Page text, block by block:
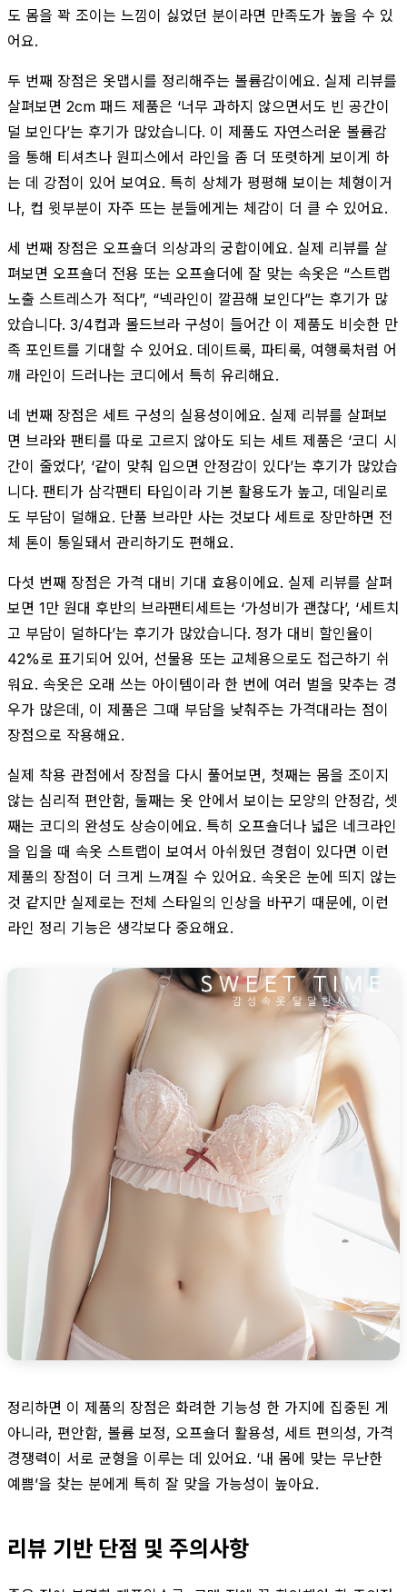
도 몸을 꽉 조이는 느낌이 싫었던 분이라면 만족도가 높을 수 있
어요.
두 번째 장점은 옷맵시를 정리해주는 볼륨감이에요. 실제 리뷰를
살펴보면 2cm 패드 제품은 ‘너무 과하지 않으면서도 빈 공간이
덜 보인다’는 후기가 많았습니다. 이 제품도 자연스러운 볼륨감
을 통해 티셔츠나 원피스에서 라인을 좀 더 또렷하게 보이게 하
는 데 강점이 있어 보여요. 특히 상체가 평평해 보이는 체형이거
나, 컵 윗부분이 자주 뜨는 분들에게는 체감이 더 클 수 있어요.
세 번째 장점은 오프숄더 의상과의 궁합이에요. 실제 리뷰를 살
펴보면 오프숄더 전용 또는 오프숄더에 잘 맞는 속옷은 “스트랩
노출 스트레스가 적다”, “넥라인이 깔끔해 보인다”는 후기가 많
았습니다. 3/4컵과 몰드브라 구성이 들어간 이 제품도 비슷한 만
족 포인트를 기대할 수 있어요. 데이트룩, 파티룩, 여행룩처럼 어
깨 라인이 드러나는 코디에서 특히 유리해요.
네 번째 장점은 세트 구성의 실용성이에요. 실제 리뷰를 살펴보
면 브라와 팬티를 따로 고르지 않아도 되는 세트 제품은 ‘코디 시
간이 줄었다’, ‘같이 맞춰 입으면 안정감이 있다’는 후기가 많았습
니다. 팬티가 삼각팬티 타입이라 기본 활용도가 높고, 데일리로
도 부담이 덜해요. 단품 브라만 사는 것보다 세트로 장만하면 전
체 톤이 통일돼서 관리하기도 편해요.
다섯 번째 장점은 가격 대비 기대 효용이에요. 실제 리뷰를 살펴
보면 1만 원대 후반의 브라팬티세트는 ‘가성비가 괜찮다’, ‘세트치
고 부담이 덜하다’는 후기가 많았습니다. 정가 대비 할인율이
42%로 표기되어 있어, 선물용 또는 교체용으로도 접근하기 쉬
워요. 속옷은 오래 쓰는 아이템이라 한 번에 여러 벌을 맞추는 경
우가 많은데, 이 제품은 그때 부담을 낮춰주는 가격대라는 점이
장점으로 작용해요.
실제 착용 관점에서 장점을 다시 풀어보면, 첫째는 몸을 조이지
않는 심리적 편안함, 둘째는 옷 안에서 보이는 모양의 안정감, 셋
째는 코디의 완성도 상승이에요. 특히 오프숄더나 넓은 네크라인
을 입을 때 속옷 스트랩이 보여서 아쉬웠던 경험이 있다면 이런
제품의 장점이 더 크게 느껴질 수 있어요. 속옷은 눈에 띄지 않는
것 같지만 실제로는 전체 스타일의 인상을 바꾸기 때문에, 이런
라인 정리 기능은 생각보다 중요해요.
정리하면 이 제품의 장점은 화려한 기능성 한 가지에 집중된 게
아니라, 편안함, 볼륨 보정, 오프숄더 활용성, 세트 편의성, 가격
경쟁력이 서로 균형을 이루는 데 있어요. ‘내 몸에 맞는 무난한
예쁨’을 찾는 분에게 특히 잘 맞을 가능성이 높아요.
리뷰 기반 단점 및 주의사항